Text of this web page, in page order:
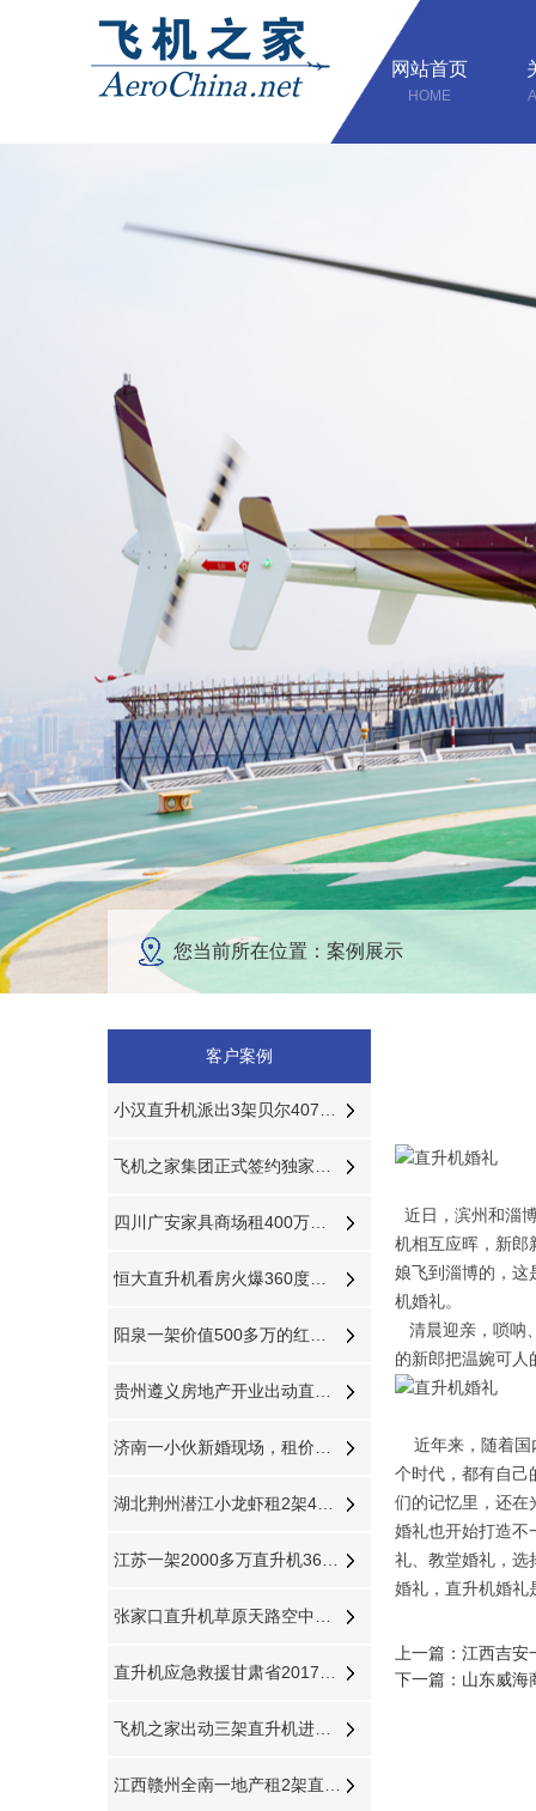
网站首页
HOME
您当前所在位置：案例展示
客户案例
近日，滨州和淄
机相互应晖，新郎
娘飞到淄博的，这
机婚礼。
清晨迎亲，唢呐
的新郎把温婉可人
近年来，随着国
个时代，都有自己
们的记忆里，还在
婚礼也开始打造不
礼、教堂婚礼，选
婚礼，直升机婚礼
上一篇： 江西吉安
下一篇： 山东威海